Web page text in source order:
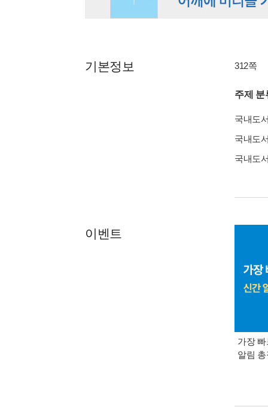
기본정보 312쪽
주제 분
국내도
국내도
국내도
이벤트
가장
알림